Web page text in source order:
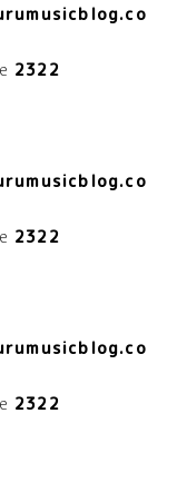
2322
2322
2322